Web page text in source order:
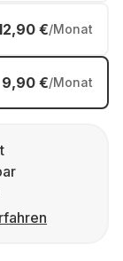
€/Monat
9,90 €/Monat